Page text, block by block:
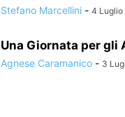
Stefano Marcellini - 4 Luglio
Una Giornata per gli
Agnese Caramanico - 3